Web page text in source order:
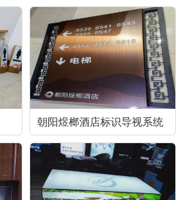
朝阳煜榔酒店标识导视系统